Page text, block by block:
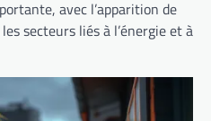
avec l’apparition de
secteurs liés à l’énergie et à